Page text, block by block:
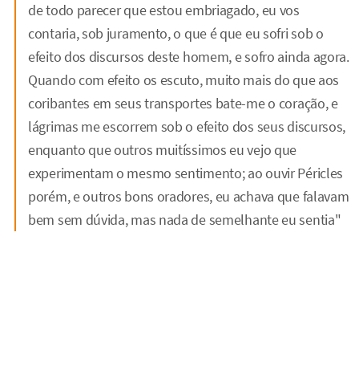
de todo parecer que estou embriagado, eu vos
contaria, sob juramento, o que é que eu sofri sob o
efeito dos discursos deste homem, e sofro ainda agora.
Quando com efeito os escuto, muito mais do que aos
coribantes em seus transportes bate-me o coração, e
lágrimas me escorrem sob o efeito dos seus discursos,
enquanto que outros muitíssimos eu vejo que
experimentam o mesmo sentimento; ao ouvir Péricles
porém, e outros bons oradores, eu achava que falavam
bem sem dúvida, mas nada de semelhante eu sentia"